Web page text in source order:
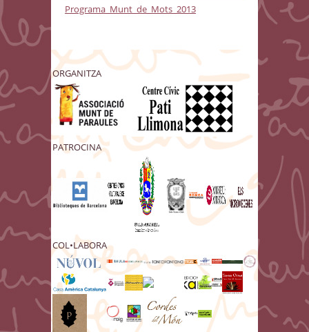
Programa_Munt_de_Mots_2013
ORGANITZA
PATROCINA
COL•LABORA